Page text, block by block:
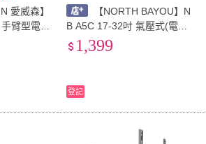
愛威森】
臂型電
【NORTH BAYOU】N
B A5C 17-32吋 氣壓式(電視
架)1,399
登記